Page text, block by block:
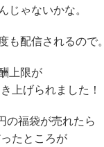
じゃないかな。
も配信されるので。
上限が
上げられました！
の福袋が売れたら
たところが